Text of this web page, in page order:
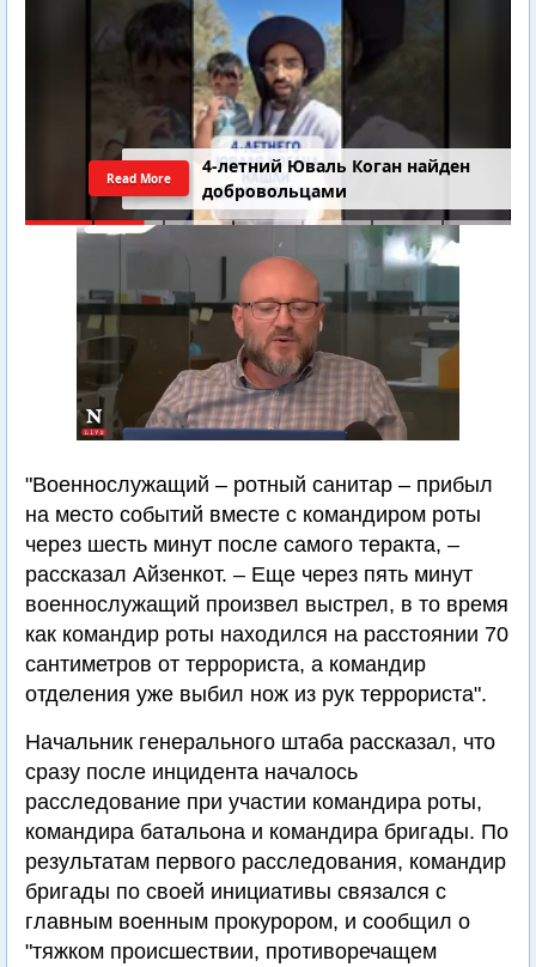
4-летний Юваль Коган найден
добровольцами
Read More
"Военнослужащий – ротный санитар – прибыл
на место событий вместе с командиром роты
через шесть минут после самого теракта, –
рассказал Айзенкот. – Еще через пять минут
военнослужащий произвел выстрел, в то время
как командир роты находился на расстоянии 70
сантиметров от террориста, а командир
отделения уже выбил нож из рук террориста".
Начальник генерального штаба рассказал, что
сразу после инцидента началось
расследование при участии командира роты,
командира батальона и командира бригады. По
результатам первого расследования, командир
бригады по своей инициативы связался с
главным военным прокурором, и сообщил о
"тяжком происшествии, противоречащем